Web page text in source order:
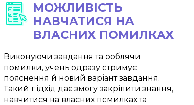
МОЖЛИВІСТЬ
НАВЧАТИСЯ НА
ВЛАСНИХ ПОМИЛКАХ
Виконуючи завдання та роблячи
помилки, учень одразу отримує
пояснення й новий варіант завдання.
Такий підхід дає змогу закріпити знання,
навчитися на власних помилках та